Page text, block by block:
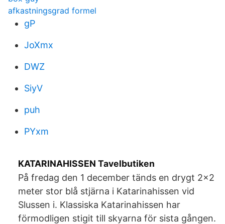
afkastningsgrad formel
gP
JoXmx
DWZ
SiyV
puh
PYxm
KATARINAHISSEN Tavelbutiken
På fredag den 1 december tänds en drygt 2x2
meter stor blå stjärna i Katarinahissen vid
Slussen i. Klassiska Katarinahissen har
förmodligen stigit till skyarna för sista gången.